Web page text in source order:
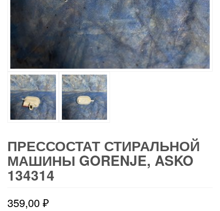
ПРЕССОСТАТ СТИРАЛЬНОЙ
МАШИНЫ GORENJE, ASKO
134314
359,00₽